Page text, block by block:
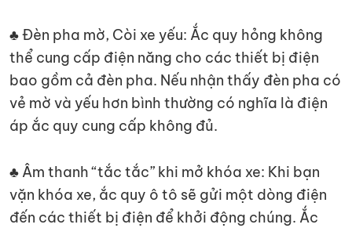
♣ Đèn pha mờ, Còi xe yếu: Ắc quy hỏng không
thể cung cấp điện năng cho các thiết bị điện
bao gồm cả đèn pha. Nếu nhận thấy đèn pha có
vẻ mờ và yếu hơn bình thường có nghĩa là điện
áp ắc quy cung cấp không đủ.
♣ Âm thanh “tắc tắc” khi mở khóa xe: Khi bạn
vặn khóa xe, ắc quy ô tô sẽ gửi một dòng điện
đến các thiết bị điện để khởi động chúng. Ắc